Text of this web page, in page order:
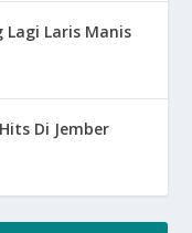
Lagi Laris Manis
Di Jember